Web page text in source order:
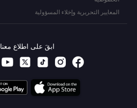
المعايير التحريرية وإخلاء المسؤولية
ابقَ على اطلاع معنا